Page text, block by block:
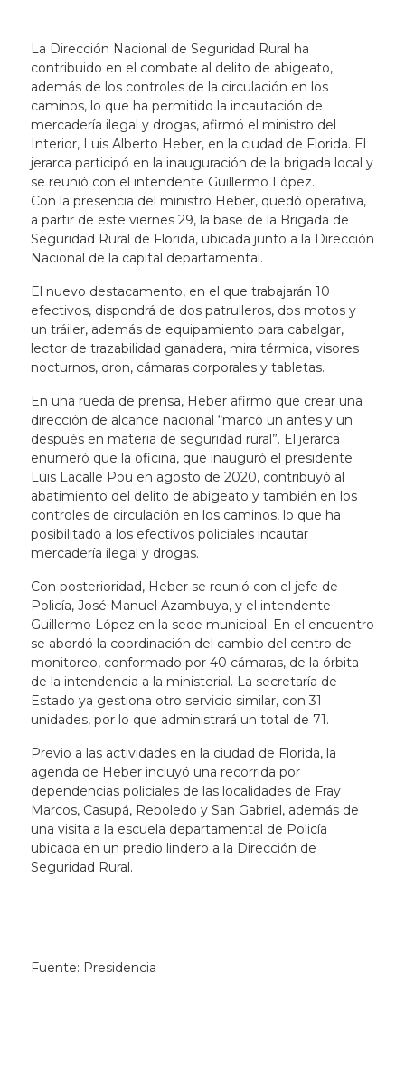
La Dirección Nacional de Seguridad Rural ha
contribuido en el combate al delito de abigeato,
además de los controles de la circulación en los
caminos, lo que ha permitido la incautación de
mercadería ilegal y drogas, afirmó el ministro del
Interior, Luis Alberto Heber, en la ciudad de Florida. El
jerarca participó en la inauguración de la brigada local y
se reunió con el intendente Guillermo López.
Con la presencia del ministro Heber, quedó operativa,
a partir de este viernes 29, la base de la Brigada de
Seguridad Rural de Florida, ubicada junto a la Dirección
Nacional de la capital departamental.
El nuevo destacamento, en el que trabajarán 10
efectivos, dispondrá de dos patrulleros, dos motos y
un tráiler, además de equipamiento para cabalgar,
lector de trazabilidad ganadera, mira térmica, visores
nocturnos, dron, cámaras corporales y tabletas.
En una rueda de prensa, Heber afirmó que crear una
dirección de alcance nacional “marcó un antes y un
después en materia de seguridad rural”. El jerarca
enumeró que la oficina, que inauguró el presidente
Luis Lacalle Pou en agosto de 2020, contribuyó al
abatimiento del delito de abigeato y también en los
controles de circulación en los caminos, lo que ha
posibilitado a los efectivos policiales incautar
mercadería ilegal y drogas.
Con posterioridad, Heber se reunió con el jefe de
Policía, José Manuel Azambuya, y el intendente
Guillermo López en la sede municipal. En el encuentro
se abordó la coordinación del cambio del centro de
monitoreo, conformado por 40 cámaras, de la órbita
de la intendencia a la ministerial. La secretaría de
Estado ya gestiona otro servicio similar, con 31
unidades, por lo que administrará un total de 71.
Previo a las actividades en la ciudad de Florida, la
agenda de Heber incluyó una recorrida por
dependencias policiales de las localidades de Fray
Marcos, Casupá, Reboledo y San Gabriel, además de
una visita a la escuela departamental de Policía
ubicada en un predio lindero a la Dirección de
Seguridad Rural.
Fuente: Presidencia